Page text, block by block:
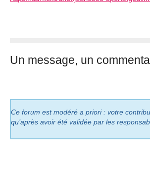
Un message, un
Ce forum est modéré a priori : votre
qu’après avoir été validée par les